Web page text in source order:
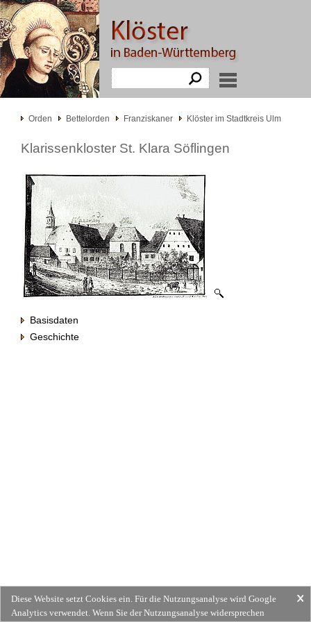
Orden Bettelorden Franziskaner Klöster im Stadtkreis Ulm
Klarissenkloster St. Klara Söflingen
Basisdaten
Geschichte
Diese Website setzt Cookies ein. Für die Nutzungsanalyse wird Google
Analytics verwendet. Wenn Sie der Nutzungsanalyse widersprechen